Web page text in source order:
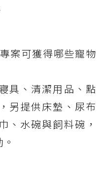
案可獲得哪些寵物
具、清潔用品、點
另提供床墊、尿布
、水碗與飼料碗，